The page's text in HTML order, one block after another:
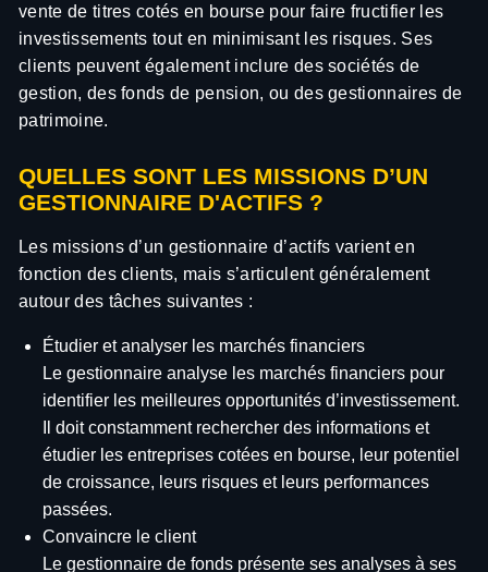
vente de titres cotés en bourse pour faire fructifier les
investissements tout en minimisant les risques. Ses
clients peuvent également inclure des sociétés de
gestion, des fonds de pension, ou des gestionnaires de
patrimoine.
QUELLES SONT LES MISSIONS D’UN
GESTIONNAIRE D'ACTIFS ?
Les missions d’un gestionnaire d’actifs varient en
fonction des clients, mais s’articulent généralement
autour des tâches suivantes :
Étudier et analyser les marchés financiers
Le gestionnaire analyse les marchés financiers pour
identifier les meilleures opportunités d’investissement.
Il doit constamment rechercher des informations et
étudier les entreprises cotées en bourse, leur potentiel
de croissance, leurs risques et leurs performances
passées.
Convaincre le client
Le gestionnaire de fonds présente ses analyses à ses